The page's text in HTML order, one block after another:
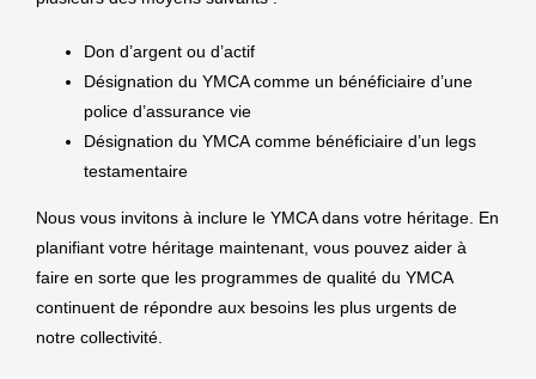
Don d’argent ou d’actif
Désignation du YMCA comme un bénéficiaire d’une
police d’assurance vie
Désignation du YMCA comme bénéficiaire d’un legs
testamentaire
Nous vous invitons à inclure le YMCA dans votre héritage. En
planifiant votre héritage maintenant, vous pouvez aider à
faire en sorte que les programmes de qualité du YMCA
continuent de répondre aux besoins les plus urgents de
notre collectivité.